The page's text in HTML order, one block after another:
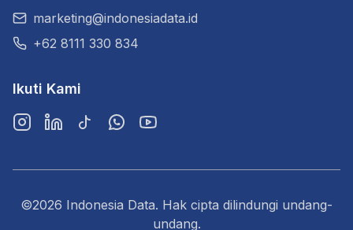
marketing@indonesiadata.id
+62 8111 330 834
Ikuti Kami
InstagramLinkedInTikTokWhatsAppYouTube
©2026 Indonesia Data. Hak cipta dilindungi undang-
undang.